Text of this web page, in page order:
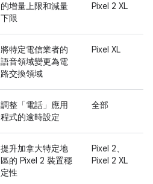
的增量上限和減量
下限
Pixel 2 XL
將特定電信業者的
語音領域變更為電
路交換領域
Pixel XL
調整「電話」應用
程式的逾時設定
全部
提升加拿大特定地
區的 Pixel 2 裝置穩
定性
Pixel 2、
Pixel 2 XL